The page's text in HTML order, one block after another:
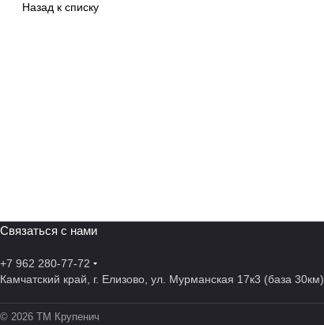
Назад к списку
Связаться с нами
+7 962 280-77-72
Камчатский край, г. Елизово, ул. Мурманская 17к3 (база 30км)
© 2026 ТМ Крупенич